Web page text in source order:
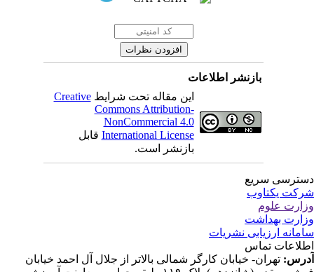
بازنشر اطلاعات
این مقاله تحت شرایطCreative
Commons Attribution-
NonCommercial 4.0
International Licenseقابل
بازنشر است.
سریع
یکتاوب
علوم
بهداشت
ارزیابی نشریات
تماس
تهران- خیابان کارگر شمالی بالاتر از جلال آل احمد خیابان